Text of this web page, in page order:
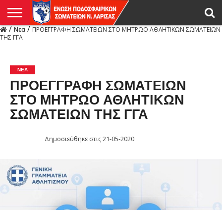
Η
ΕΝΩΣΗ
ΑΓΩΝΙΣΤΙΚΑ
ΜΙΚΤΉ
ΔΙΑΙΤΗΣΙΑ
ΠΡΩΤΑΘΛΗΜΑΤΑ
ΥΠΟΔΟΜΕΣ
ΚΥΠΕΛΛΟ
ΑΜΕΣΑ
LIVE
ΝΕΑ
ΠΡΩΤΑΘΛΗΜΑΤΑ
ΚΥΠΕΛΛΟ
ΥΠΟΔΟΜΕΣ
ΠΕΙΘΑΡΧΙΚΟ
ΜΙΚΤΗ
ΠΑΡΑΤΗΡΗΤΕΣ
ΠΡΟΠΟΝΗΤΕΣ
ΔΙΑΙΤΗΤΕΣ
VIDEO
ΓΕΝΙΚΑ
ΑΦΙΕΡΩΜΑΤΑ
ΕΚΔΗΛΩΣΕΙΣ
ΕΠΙΚΟΙΝΩΝΙΑ
/Νεα/ΠΡΟΕΓΓΡΑΦΗ ΣΩΜΑΤΕΙΩΝ ΣΤΟ ΜΗΤΡΩΟ ΑΘΛΗΤΙΚΩΝ ΣΩΜΑΤΕΙΩΝ
ΤΗΣ ΓΓΑ
ΝΕΑ
ΠΡΟΕΓΓΡΑΦΗ ΣΩΜΑΤΕΙΩΝ
ΣΤΟ ΜΗΤΡΩΟ ΑΘΛΗΤΙΚΩΝ
ΣΩΜΑΤΕΙΩΝ ΤΗΣ ΓΓΑ
Δημοσιεύθηκε στις21-05-2020